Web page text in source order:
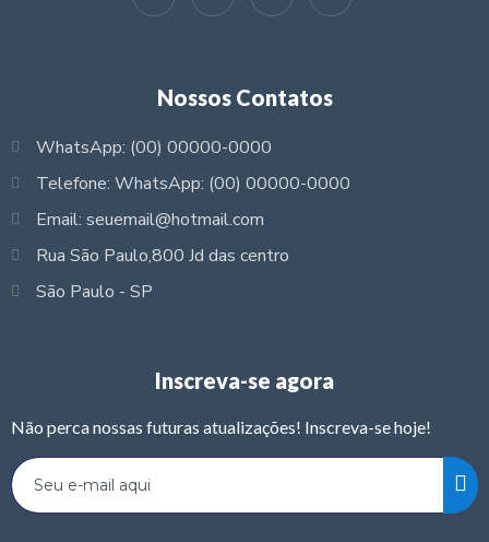
Nossos Contatos
WhatsApp: (00) 00000-0000
Telefone: WhatsApp: (00) 00000-0000
Email: seuemail@hotmail.com
Rua São Paulo,800 Jd das centro
São Paulo - SP
Inscreva-se agora
Não perca nossas futuras atualizações! Inscreva-se hoje!